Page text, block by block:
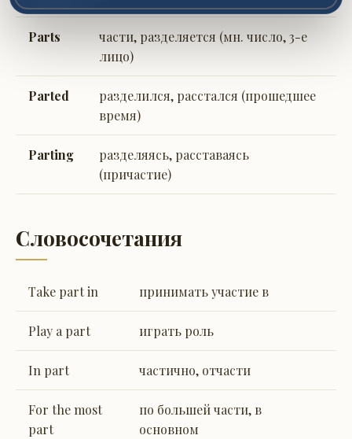
Parts
части, разделяется (мн. число, 3-е
лицо)
Parted
разделился, расстался (прошедшее
время)
Parting
разделяясь, расставаясь
(причастие)
Словосочетания
Take part in принимать участие в
Play a part играть роль
In part частично, отчасти
For the most
part
по большей части, в
основном